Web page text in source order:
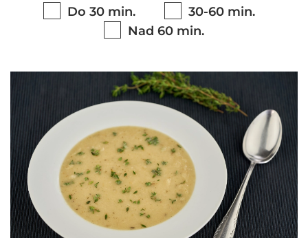
Do 30 min.
30-60 min.
Nad 60 min.